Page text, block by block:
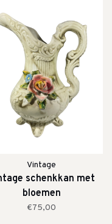
Vintage
schenkkan met
bloemen
€75,00